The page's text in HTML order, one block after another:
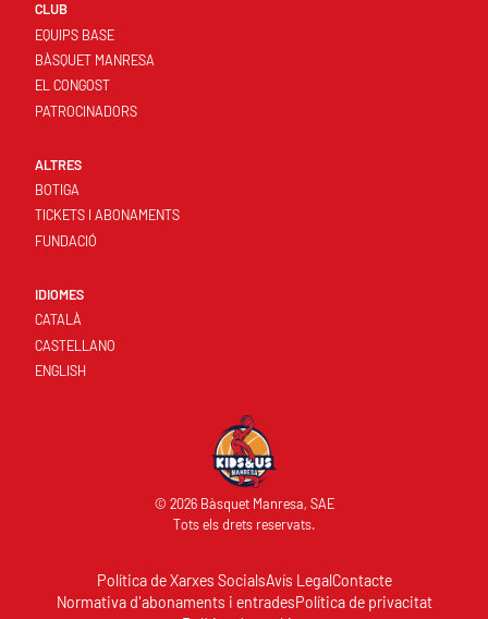
CLUB
EQUIPS BASE
BÀSQUET MANRESA
EL CONGOST
PATROCINADORS
ALTRES
BOTIGA
TICKETS I ABONAMENTS
FUNDACIÓ
IDIOMES
CATALÀ
CASTELLANO
ENGLISH
© 2026 Bàsquet Manresa, SAE
Tots els drets reservats.
Política de Xarxes SocialsAvís LegalContacte
Normativa d'abonaments i entradesPolítica de privacitat